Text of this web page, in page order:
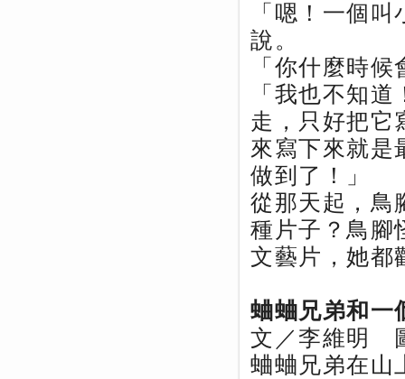
「嗯！一個
說。
「你什麼時
「我也不知
走，只好把它
來寫下來就是
做到了！」
從那天起，鳥
種片子？鳥腳
文藝片，她都
蛐蛐兄弟和一
文／李維明
蛐蛐兄弟在山